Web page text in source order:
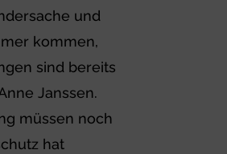
und
kommen,
sind bereits
Janssen.
müssen noch
hat